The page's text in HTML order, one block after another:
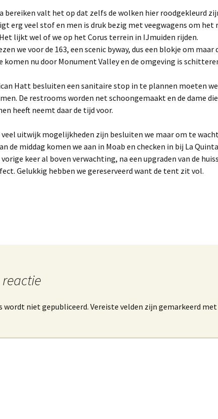
bereiken valt het op dat zelfs de wolken hier roodgekleurd
erg veel stof en men is druk bezig met veegwagens om het
lijkt wel of we op het Corus terrein in IJmuiden rijden.
we voor de 163, een scenic byway, dus een blokje om maar
komen nu door Monument Valley en de omgeving is
Hatt besluiten een sanitaire stop in te plannen moeten we
De restrooms worden net schoongemaakt en de dame
heeft neemt daar de tijd voor.
uitwijk mogelijkheden zijn besluiten we maar om te
de middag komen we aan in Moab en checken in bij La
keer al boven verwachting, na een upgraden van de
Gelukkig hebben we gereserveerd want de tent zit vol.
reactie
wordt niet gepubliceerd.Vereiste velden zijn gemarkeerd met